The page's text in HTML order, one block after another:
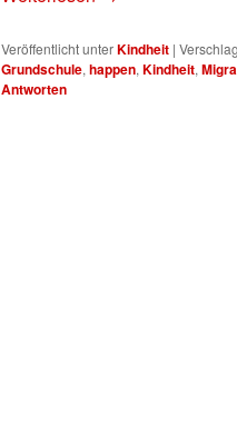
Veröffentlicht unterKindheit |
Grundschule, happen, Kindheit,
Antworten